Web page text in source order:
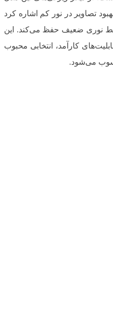
تصاویر در نور کم اشاره کرد
نوری ضعیف حفظ می‌کند. این
کارآمد، انتخابی محبوب
می‌شود.